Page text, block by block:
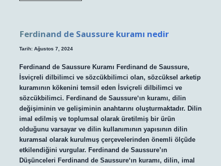
Ferdinand de Saussure kuramı nedir
Tarih: Ağustos 7, 2024
Ferdinand de Saussure Kuramı Ferdinand de Saussure,
İsviçreli dilbilimci ve sözcükbilimci olan, sözcüksel arketip
kuramının kökenini temsil eden İsviçreli dilbilimci ve
sözcükbilimci. Ferdinand de Saussure‘ın kuramı, dilin
değişiminin ve gelişiminin anahtarını oluşturmaktadır. Dilin
imal edilmiş ve toplumsal olarak üretilmiş bir ürün
olduğunu varsayar ve dilin kullanımının yapısının dilin
kuramsal olarak kurulmuş çerçevelerinden önemli ölçüde
etkilendiğini vurgular. Ferdinand de Saussure’ın
Düşünceleri Ferdinand de Saussure‘ın kuramı, dilin, imal